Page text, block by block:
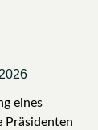
eines
Präsidenten